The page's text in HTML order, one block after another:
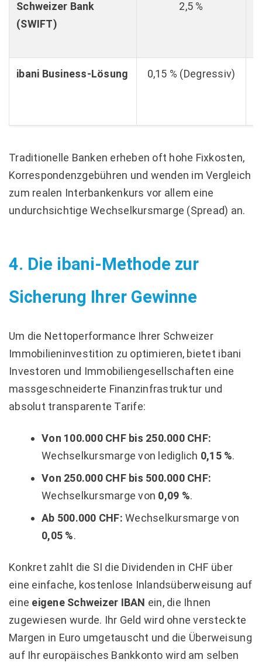
Schweizer Bank
(SWIFT)
2,5 %
ibani Business-Lösung 0,15 % (Degressiv)
Traditionelle Banken erheben oft hohe Fixkosten,
Korrespondenzgebühren und wenden im Vergleich
zum realen Interbankenkurs vor allem eine
undurchsichtige Wechselkursmarge (Spread) an.
4. Die ibani-Methode zur
Sicherung Ihrer Gewinne
Um die Nettoperformance Ihrer Schweizer
Immobilieninvestition zu optimieren, bietet ibani
Investoren und Immobiliengesellschaften eine
massgeschneiderte Finanzinfrastruktur und
absolut transparente Tarife:
Von 100.000 CHF bis 250.000 CHF:
Wechselkursmarge von lediglich 0,15 %.
Von 250.000 CHF bis 500.000 CHF:
Wechselkursmarge von 0,09 %.
Ab 500.000 CHF: Wechselkursmarge von
0,05 %.
Konkret zahlt die SI die Dividenden in CHF über
eine einfache, kostenlose Inlandsüberweisung auf
eine eigene Schweizer IBAN ein, die Ihnen
zugewiesen wurde. Ihr Geld wird ohne versteckte
Margen in Euro umgetauscht und die Überweisung
auf Ihr europäisches Bankkonto wird am selben